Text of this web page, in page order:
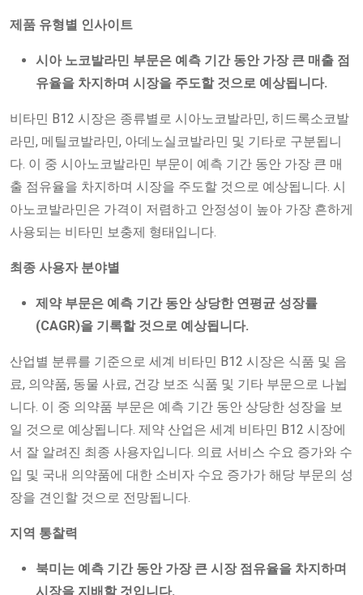
제품 유형별 인사이트
시아 노코발라민 부문은 예측 기간 동안 가장 큰 매출 점
유율을 차지하며 시장을 주도할 것으로 예상됩니다.
비타민 B12 시장은 종류별로 시아노코발라민, 히드록소코발
라민, 메틸코발라민, 아데노실코발라민 및 기타로 구분됩니
다. 이 중 시아노코발라민 부문이 예측 기간 동안 가장 큰 매
출 점유율을 차지하며 시장을 주도할 것으로 예상됩니다. 시
아노코발라민은 가격이 저렴하고 안정성이 높아 가장 흔하게
사용되는 비타민 보충제 형태입니다.
최종 사용자 분야별
제약 부문은 예측 기간 동안 상당한 연평균 성장률
(CAGR)을 기록할 것으로 예상됩니다.
산업별 분류를 기준으로 세계 비타민 B12 시장은 식품 및 음
료, 의약품, 동물 사료, 건강 보조 식품 및 기타 부문으로 나뉩
니다. 이 중 의약품 부문은 예측 기간 동안 상당한 성장을 보
일 것으로 예상됩니다. 제약 산업은 세계 비타민 B12 시장에
서 잘 알려진 최종 사용자입니다. 의료 서비스 수요 증가와 수
입 및 국내 의약품에 대한 소비자 수요 증가가 해당 부문의 성
장을 견인할 것으로 전망됩니다.
지역 통찰력
북미는 예측 기간 동안 가장 큰 시장 점유율을 차지하며
시장을 지배할 것입니다.